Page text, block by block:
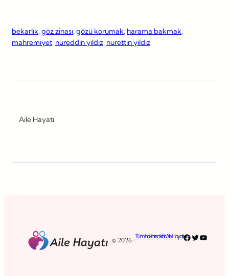
bekarlık, göz zinası, gözü korumak, harama bakmak
mahremiyet, nureddin yıldız, nurettin yıldız
Aile Hayatı
© 2026 ·
Tüm hakları saklıdır. Aile HayatıFacebook
Twitter